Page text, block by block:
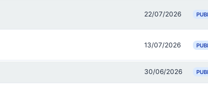
22/07/2026
13/07/2026
30/06/2026